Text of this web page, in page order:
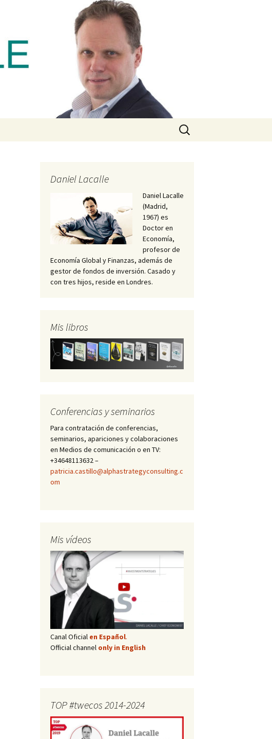
Buscar:
Daniel Lacalle
Daniel Lacalle
(Madrid,
1967) es
Doctor en
Economía,
profesor de
Economía Global y Finanzas, además de
gestor de fondos de inversión. Casado y
con tres hijos, reside en Londres.
Mis libros
Conferencias y seminarios
Para contratación de conferencias,
seminarios, apariciones y colaboraciones
en Medios de comunicación o en TV:
+34648113632 –
patricia.castillo@alphastrategyconsulting.c
om
Mis vídeos
Canal Oficial en Español.
Official channel only in English
TOP #twecos 2014-2024